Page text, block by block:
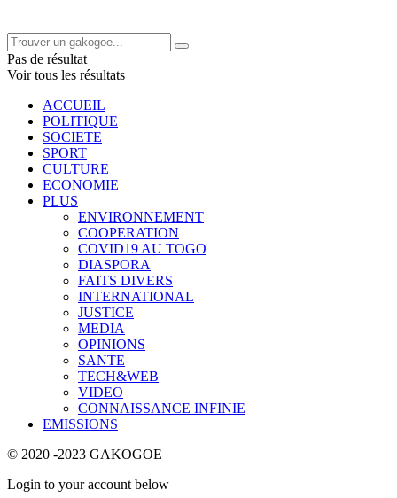
Pas de résultat
Voir tous les résultats
ACCUEIL
POLITIQUE
SOCIETE
SPORT
CULTURE
ECONOMIE
PLUS
ENVIRONNEMENT
COOPERATION
COVID19 AU TOGO
DIASPORA
FAITS DIVERS
INTERNATIONAL
JUSTICE
MEDIA
OPINIONS
SANTE
TECH&WEB
VIDEO
CONNAISSANCE INFINIE
EMISSIONS
© 2020 -2023 GAKOGOE
Login to your account below